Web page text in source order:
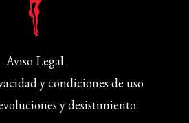
Aviso Legal
y condiciones de uso
y desistimiento